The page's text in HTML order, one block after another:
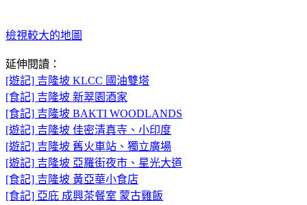
檢視較大的地圖
延伸閱讀：
[遊記] 吉隆坡 KLCC 國油雙塔
[食記] 吉隆坡 新翠園酒家
[食記] 吉隆坡 BAKTI WOODLANDS
[遊記] 吉隆坡 佳密清真寺、小印度
[遊記] 吉隆坡 舊火車站、獨立廣場
[遊記] 吉隆坡 亞羅街夜市、星光大道
[食記] 吉隆坡 黃亞華小食店
[食記] 亞庇 成興茶餐室 蒙古雞飯